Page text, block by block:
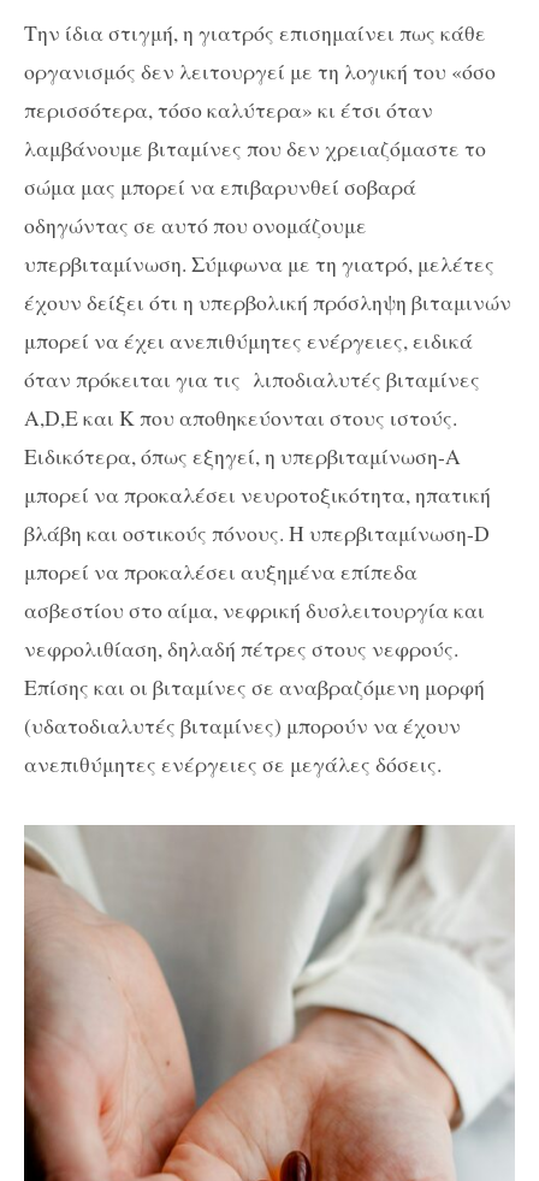
Την ίδια στιγμή, η γιατρός επισημαίνει πως κάθε
οργανισμός δεν λειτουργεί με τη λογική του «όσο
περισσότερα, τόσο καλύτερα» κι έτσι όταν
λαμβάνουμε βιταμίνες που δεν χρειαζόμαστε το
σώμα μας μπορεί να επιβαρυνθεί σοβαρά
οδηγώντας σε αυτό που ονομάζουμε
υπερβιταμίνωση. Σύμφωνα με τη γιατρό, μελέτες
έχουν δείξει ότι η υπερβολική πρόσληψη βιταμινών
μπορεί να έχει ανεπιθύμητες ενέργειες, ειδικά
όταν πρόκειται για τις λιποδιαλυτές βιταμίνες
A,D,E και K που αποθηκεύονται στους ιστούς.
Ειδικότερα, όπως εξηγεί, η υπερβιταμίνωση-Α
μπορεί να προκαλέσει νευροτοξικότητα, ηπατική
βλάβη και οστικούς πόνους. Η υπερβιταμίνωση-D
μπορεί να προκαλέσει αυξημένα επίπεδα
ασβεστίου στο αίμα, νεφρική δυσλειτουργία και
νεφρολιθίαση, δηλαδή πέτρες στους νεφρούς.
Επίσης και οι βιταμίνες σε αναβραζόμενη μορφή
(υδατοδιαλυτές βιταμίνες) μπορούν να έχουν
ανεπιθύμητες ενέργειες σε μεγάλες δόσεις.